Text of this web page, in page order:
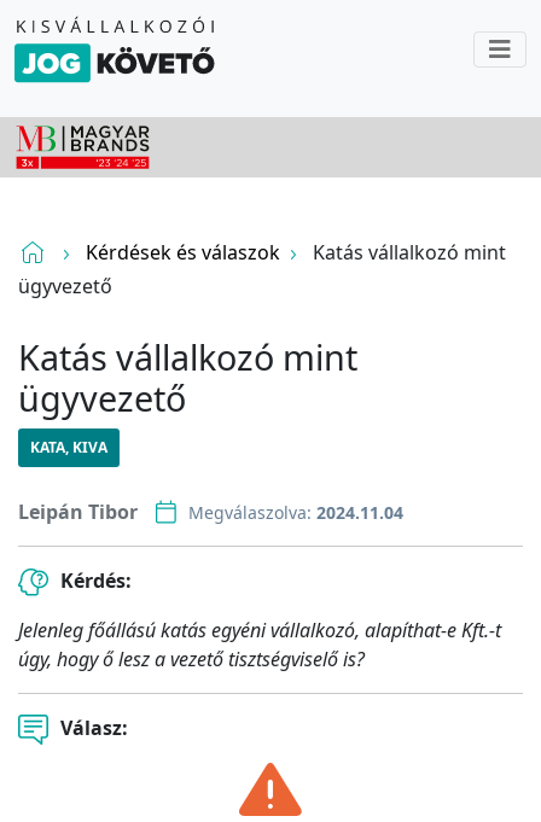
Kérdések és válaszok
Katás vállalkozó mint
ügyvezető
Katás vállalkozó mint
ügyvezető
KATA, KIVA
Leipán Tibor Megválaszolva: 2024.11.04
Kérdés:
Jelenleg főállású katás egyéni vállalkozó, alapíthat-e Kft.-t
úgy, hogy ő lesz a vezető tisztségviselő is?
Válasz: